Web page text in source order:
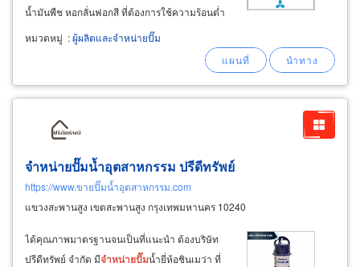
น้ำมันพืช หอกลั่นฟอกสี ที่ต้องการใช้ความร้อนต่ำ
กว่า 100°c ช่วยเพิ่มจุดเดือดให้เร็วขึ้นทำให้
ได้เป็นอย่างดี
หมวดหมู่ :ผู้ผลิตและจำหน่ายปั๊ม
จำหน่ายปั๊มน้ำอุตสาหกรรม ปรีดีทรัพย์
https://www.ขายปั๊มน้ำอุตสาหกรรม.com
แขวงสะพานสูง เขตสะพานสูง กรุงเทพมหานคร 10240
ได้คุณภาพมาตรฐานจนเป็นที่แนะนำ ต้องบริษัท
ปรีดีทรัพย์ จำกัด มีจำหน่ายปั๊มน้ำยี่ห้อชินเมว่า ที่